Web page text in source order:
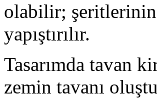
olabilir; şeritlerinin
yapıştırılır.
Tasarımda tavan
zemin tavanı